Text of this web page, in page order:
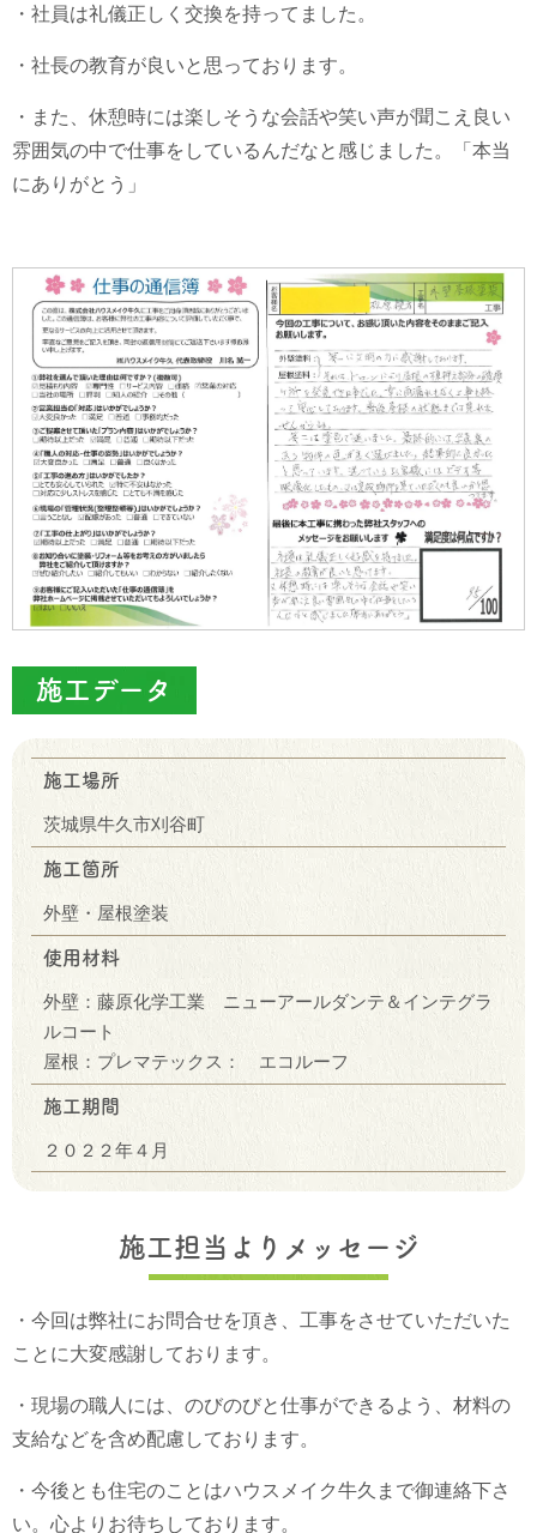
・社員は礼儀正しく交換を持ってました。
・社長の教育が良いと思っております。
・また、休憩時には楽しそうな会話や笑い声が聞こえ良い
雰囲気の中で仕事をしているんだなと感じました。「本当
にありがとう」
施工データ
施工場所
茨城県牛久市刈谷町
施工箇所
外壁・屋根塗装
使用材料
外壁：藤原化学工業 ニューアールダンテ＆インテグラ
ルコート
屋根：プレマテックス： エコルーフ
施工期間
２０２２年４月
施工担当よりメッセージ
・今回は弊社にお問合せを頂き、工事をさせていただいた
ことに大変感謝しております。
・現場の職人には、のびのびと仕事ができるよう、材料の
支給などを含め配慮しております。
・今後とも住宅のことはハウスメイク牛久まで御連絡下さ
い。心よりお待ちしております。